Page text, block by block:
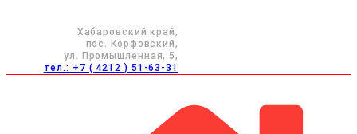
Хабаровский край,
пос. Корфовский,
ул. Промышленная, 5,
тел.: +7 ( 4212 ) 51-63-31